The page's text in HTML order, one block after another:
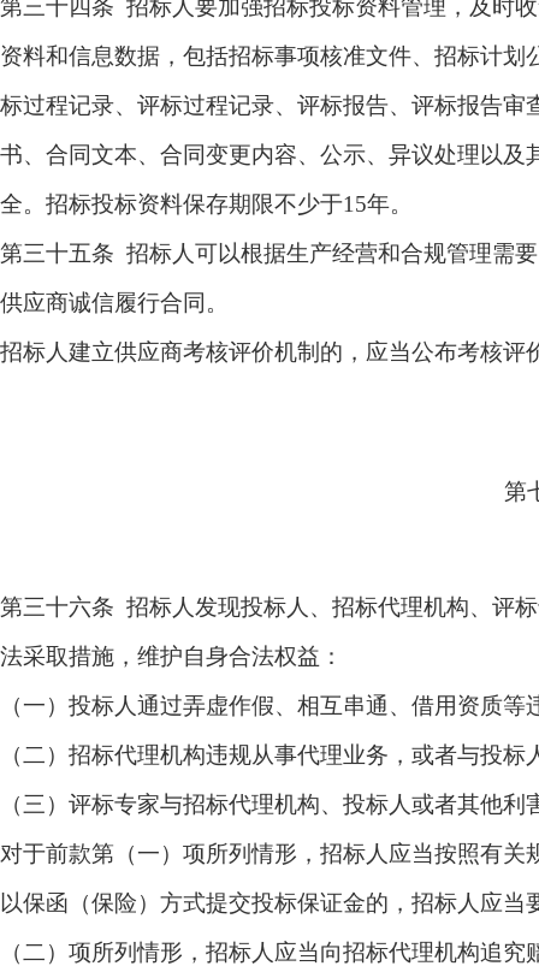
第三十四条 招标人要加强招标投标资料管理，及时
资料和信息数据，包括招标事项核准文件、招标计
标过程记录、评标过程记录、评标报告、评标报告
书、合同文本、合同变更内容、公示、异议处理以
全。招标投标资料保存期限不少于15年。
第三十五条 招标人可以根据生产经营和合规管理需
供应商诚信履行合同。
招标人建立供应商考核评价机制的，应当公布考核评
第
第三十六条 招标人发现投标人、招标代理机构、评
法采取措施，维护自身合法权益：
（一）投标人通过弄虚作假、相互串通、借用资质
（二）招标代理机构违规从事代理业务，或者与投
（三）评标专家与招标代理机构、投标人或者其他
对于前款第（一）项所列情形，招标人应当按照有
以保函（保险）方式提交投标保证金的，招标人应
（二）项所列情形，招标人应当向招标代理机构追